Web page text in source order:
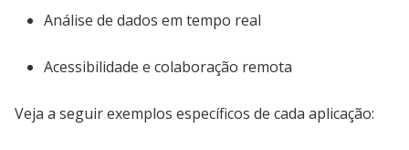
Análise de dados em tempo real
Acessibilidade e colaboração remota
Veja a seguir exemplos específicos de cada aplicação: